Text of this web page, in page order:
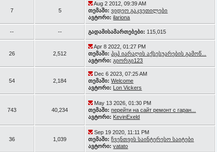
7 5
Aug 2 2012, 09:39 AM
თემაში: ვიდეო გაკვეთილები
ავტორი: ilariona
-- -- გადამისამართებები: 115,015
26 2,512
Apr 8 2022, 01:27 PM
თემაში: პცპ იარაღის აქსესუარების გამოწ...
ავტორი: გიორგი123
54 2,184
Dec 6 2023, 07:25 AM
თემაში: Welcome
ავტორი: Lon Vickers
743 40,234
May 13 2026, 01:30 PM
თემაში: перейти на сайт ремонт с гаран...
ავტორი: KevinExeld
36 1,039
Sep 19 2020, 11:11 PM
თემაში: ჩვენთვის საინტერესო საიტები
ავტორი: vatato